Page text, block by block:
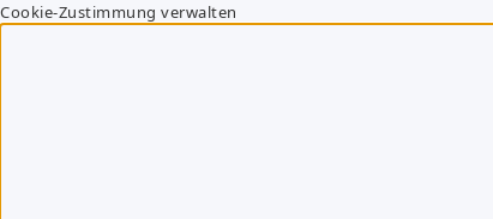
Cookie-Zustimmung verwalten